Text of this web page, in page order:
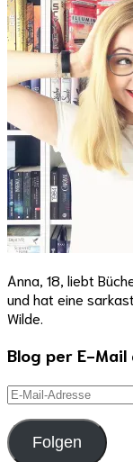
Anna, 18, liebt
und hat eine
Wilde.
Blog per E-
E-
Mail-
Adresse
Folgen